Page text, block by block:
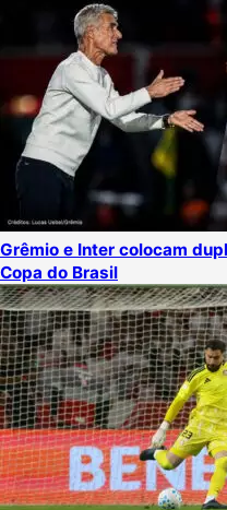
Grêmio e Inter colocam
Copa do Brasil